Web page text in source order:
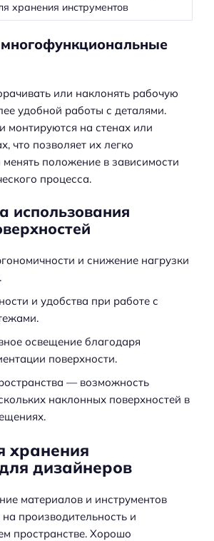
хранения инструментов
или наклонять рабочую
удобной работы с деталями.
монтируются на стенах или
что позволяет их легко
менять положение в зависимости
процесса.
использования
и снижение нагрузки
и удобства при работе с
освещение благодаря
поверхности.
— возможность
наклонных поверхностей в
хранения
дизайнеров
материалов и инструментов
производительность и
пространстве. Хорошо